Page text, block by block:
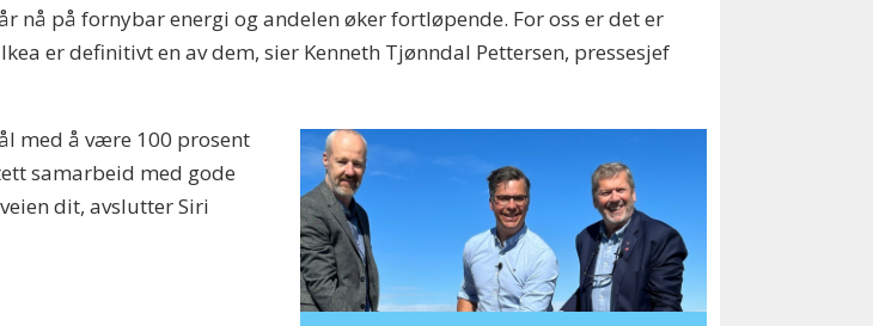
nå på fornybar energi og andelen øker fortløpende. For oss er det er
er definitivt en av dem, sier Kenneth Tjønndal Pettersen, pressesjef
med å være 100 prosent
samarbeid med gode
dit, avslutter Siri